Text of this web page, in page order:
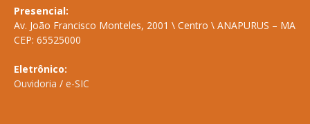
Presencial:
Av. João Francisco Monteles, 2001 \ Centro \ ANAPURUS – MA
CEP: 65525000
Eletrônico:
Ouvidoria / e-SIC